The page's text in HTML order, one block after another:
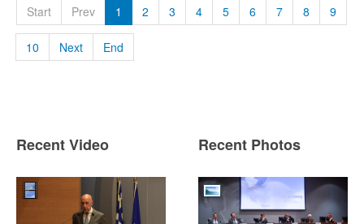
Start Prev 1 2 3 4 5 6 7 8 9
10 Next End
Recent Video Recent Photos